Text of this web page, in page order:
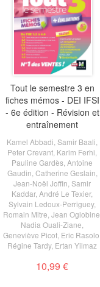
Tout le semestre 3 en
fiches mémos - DEI IFSI
- 6e édition - Révision et
entraînement
Kamel Abbadi Samir Baali
Peter Crevant Karim Ferhi
Pauline Gardès Antoine
Gaudin Catherine Geslain
Jean-Noël Joffin Samir
Kaddar, André Le Texier,
Sylvain Ledoux-Perriguey,
Romain Mitre Jean Oglobine
Nadia Ouali-Ziane
Geneviève Picot Eric Rasolo
Régine Tardy, Ertan Yilmaz
10,99 €